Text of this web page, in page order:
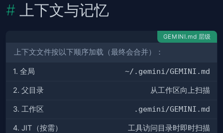
上下文与记忆
GEMINI.md 层级
上下文文件按以下顺序加载（最终会合并）：
1. 全局 ~/.gemini/GEMINI.md
2. 父目录 从工作区向上扫描
3. 工作区 .gemini/GEMINI.md
4. JIT（按需） 工具访问目录时即时扫描